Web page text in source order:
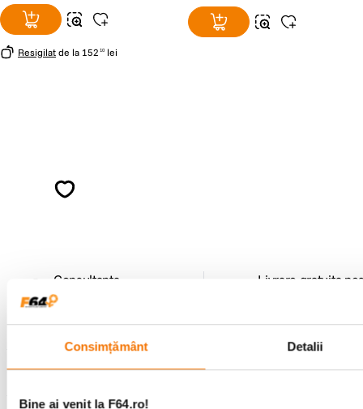
Consimțământ Detalii
Bine ai venit la F64.ro!
Resigilat de la 152 10 lei
Consultanta
specializata
Livrare gratuita
Comenzi si livrare